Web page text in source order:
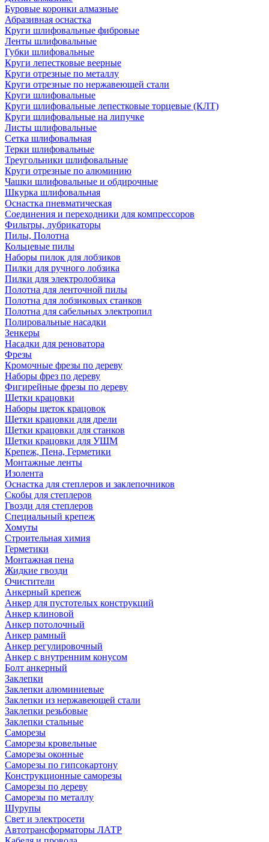
Буровые коронки алмазные
Абразивная оснастка
Круги шлифовальные фибровые
Ленты шлифовальные
Губки шлифовальные
Круги лепестковые веерные
Круги отрезные по металлу
Круги отрезные по нержавеющей стали
Круги шлифовальные
Круги шлифовальные лепестковые торцевые (КЛТ)
Круги шлифовальные на липучке
Листы шлифовальные
Сетка шлифовальная
Терки шлифовальные
Треугольники шлифовальные
Круги отрезные по алюминию
Чашки шлифовальные и обдирочные
Шкурка шлифовальная
Оснастка пневматическая
Соединения и переходники для компрессоров
Фильтры, лубрикаторы
Пилы, Полотна
Кольцевые пилы
Наборы пилок для лобзиков
Пилки для ручного лобзика
Пилки для электролобзика
Полотна для ленточной пилы
Полотна для лобзиковых станков
Полотна для сабельных электропил
Полировальные насадки
Зенкеры
Насадки для реноватора
Фрезы
Кромочные фрезы по дереву
Наборы фрез по дереву
Фигирейные фрезы по дереву
Щетки крацовки
Наборы щеток крацовок
Щетки крацовки для дрели
Щетки крацовки для станков
Щетки крацовки для УШМ
Крепеж, Пена, Герметики
Монтажные ленты
Изолента
Оснастка для степлеров и заклепочников
Скобы для степлеров
Гвозди для степлеров
Специальный крепеж
Хомуты
Строительная химия
Герметики
Монтажная пена
Жидкие гвозди
Очистители
Анкерный крепеж
Анкер для пустотелых конструкций
Анкер клиновой
Анкер потолочный
Анкер рамный
Анкер регулировочный
Анкер с внутренним конусом
Болт анкерный
Заклепки
Заклепки алюминиевые
Заклепки из нержавеющей стали
Заклепки резьбовые
Заклепки стальные
Саморезы
Саморезы кровельные
Саморезы оконные
Саморезы по гипсокартону
Конструкционные саморезы
Саморезы по дереву
Саморезы по металлу
Шурупы
Свет и электросети
Автотрансформаторы ЛАТР